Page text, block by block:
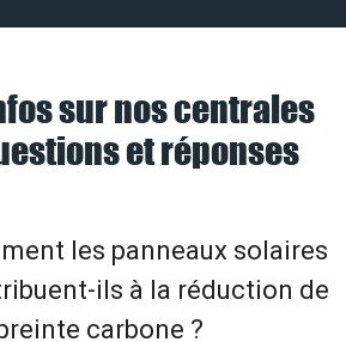
sur nos centrales
et réponses
les panneaux solaires
ils à la réduction de
carbone ?